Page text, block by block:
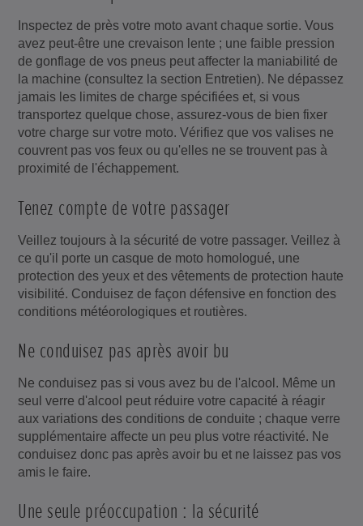
Inspectez de près votre moto avant chaque sortie. Vous
avez peut-être une crevaison lente ; une faible pression
de gonflage de vos pneus peut affecter la maniabilité de
la machine (consultez la section Entretien). Ne dépassez
jamais les limites de charge spécifiées et, si vous
transportez quelque chose, assurez-vous de bien fixer
votre charge sur votre moto. Vérifiez que vos valises ne
couvrent pas vos feux ou qu'elles ne se trouvent pas à
proximité de l'échappement.
Tenez compte de votre passager
Veillez toujours à la sécurité de votre passager. Veillez à
ce qu'il porte un casque de moto homologué, une
protection des yeux et des vêtements de protection haute
visibilité. Conduisez de façon défensive en fonction des
conditions météorologiques et routières.
Ne conduisez pas après avoir bu
Ne conduisez pas si vous avez bu de l'alcool. Même un
seul verre d'alcool peut réduire votre capacité à réagir
aux variations des conditions de conduite ; chaque verre
supplémentaire affecte un peu plus votre réactivité. Ne
conduisez donc pas après avoir bu et ne laissez pas vos
amis le faire.
Une seule préoccupation : la sécurité